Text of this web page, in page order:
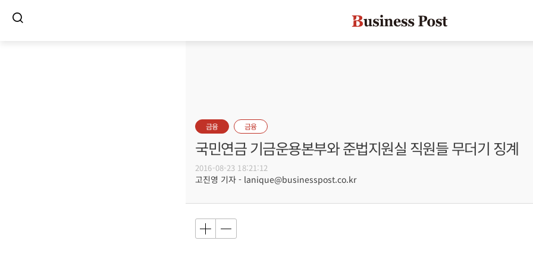
금융 금융
국민연금 기금운용본부와 준법지원실 직원들 무더기 징계
2016-08-23 18:21:12
고진영 기자 - lanique@businesspost.co.kr